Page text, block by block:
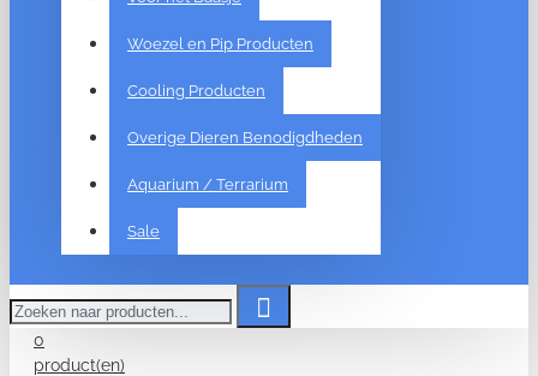
Woezel en Pip Producten
Cooling Producten
Overige Dieren Benodigdheden
Aquarium / Terrarium
Sale
naar
producten...
0
product(en)